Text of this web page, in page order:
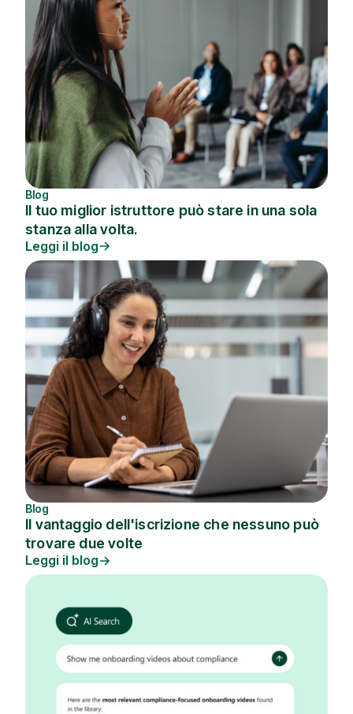
Blog
Il tuo miglior istruttore può stare in una sola
stanza alla volta.
Leggi il blog
Blog
Il vantaggio dell'iscrizione che nessuno può
trovare due volte
Leggi il blog